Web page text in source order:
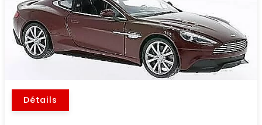
Détails